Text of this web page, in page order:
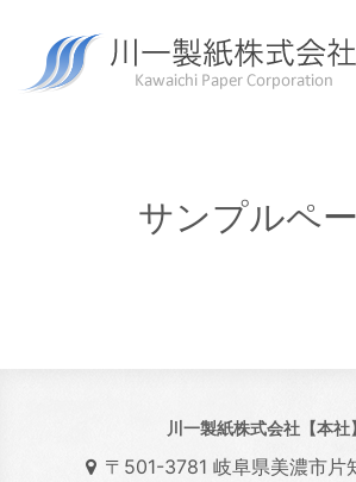
サンプルペ
川一製紙株式会社【本社】
〒501-3781 岐阜県美濃市片